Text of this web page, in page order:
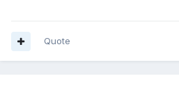
Quote